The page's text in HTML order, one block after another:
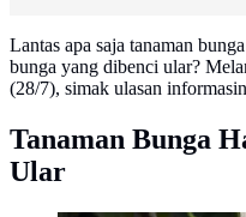
Lantas apa saja tanaman
bunga yang dibenci ular?
(28/7), simak ulasan
Tanaman Bunga
Ular